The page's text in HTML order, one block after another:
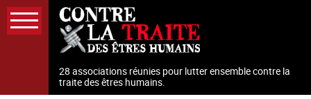
Aller
au
contenu
28 associations réunies pour lutter ensemble contre la
traite des êtres humains.